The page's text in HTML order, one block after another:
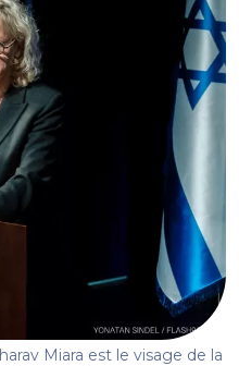
Miara est le visage de la